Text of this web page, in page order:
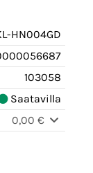
HN004GD
103058
Saatavilla
0,00 €